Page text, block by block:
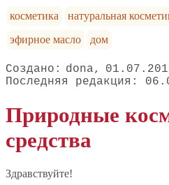
косметика
натуральная
эфирное масло
дом
dona
Природные
средства
Здравствуйте!